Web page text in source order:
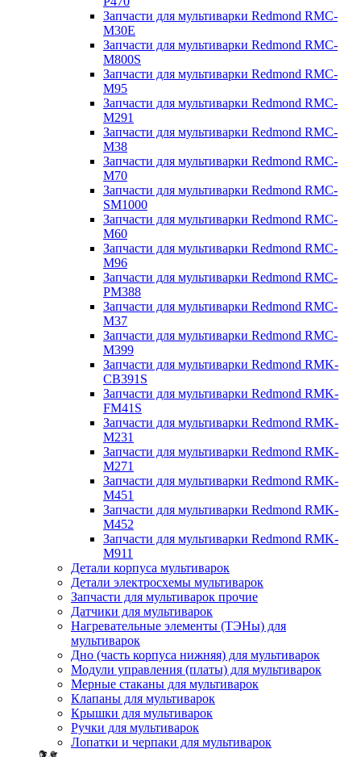
Запчасти для мультиварки Redmond RMC-
M30E
Запчасти для мультиварки Redmond RMC-
M800S
Запчасти для мультиварки Redmond RMC-
M95
Запчасти для мультиварки Redmond RMC-
M291
Запчасти для мультиварки Redmond RMC-
M38
Запчасти для мультиварки Redmond RMC-
M70
Запчасти для мультиварки Redmond RMC-
SM1000
Запчасти для мультиварки Redmond RMC-
M60
Запчасти для мультиварки Redmond RMC-
M96
Запчасти для мультиварки Redmond RMC-
PM388
Запчасти для мультиварки Redmond RMC-
M37
Запчасти для мультиварки Redmond RMC-
M399
Запчасти для мультиварки Redmond RMK-
CB391S
Запчасти для мультиварки Redmond RMK-
FM41S
Запчасти для мультиварки Redmond RMK-
M231
Запчасти для мультиварки Redmond RMK-
M271
Запчасти для мультиварки Redmond RMK-
M451
Запчасти для мультиварки Redmond RMK-
M452
Запчасти для мультиварки Redmond RMK-
M911
Детали корпуса мультиварок
Детали электросхемы мультиварок
Запчасти для мультиварок прочие
Датчики для мультиварок
Нагревательные элементы (ТЭНы) для
мультиварок
Дно (часть корпуса нижняя) для мультиварок
Модули управления (платы) для мультиварок
Мерные стаканы для мультиварок
Клапаны для мультиварок
Крышки для мультиварок
Ручки для мультиварок
Лопатки и черпаки для мультиварок